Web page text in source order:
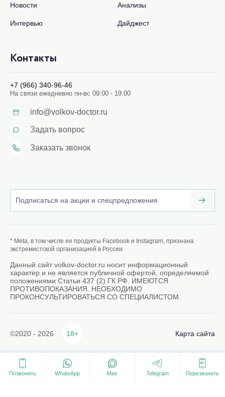
Позвонить WhatsApp Max Telegram Перезвонить
Новости
Интервью
Анализы
Дайджест
Контакты
+7 (966) 340-96-46
На связи ежедневно пн-вс 09:00 - 19:00
info@volkov-doctor.ru
Задать вопрос
Заказать звонок
* Meta, в том числе ее продукты Facebook и Instagram, признана
экстремистской организацией в России.
Данный сайт volkov-doctor.ru носит информационный
характер и не является публичной офертой, определяемой
положениями Статьи 437 (2) ГК РФ. ИМЕЮТСЯ
ПРОТИВОПОКАЗАНИЯ. НЕОБХОДИМО
ПРОКОНСУЛЬТИРОВАТЬСЯ СО СПЕЦИАЛИСТОМ.
©2020 - 2026 18+ Карта сайта